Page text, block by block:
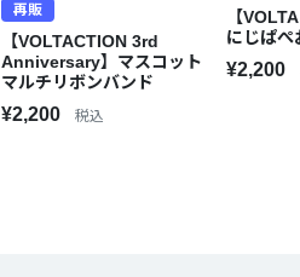
再販
【VOLTACTION 3rd
Anniversary】マスコット
マルチリボンバンド
¥2,200 税込
【
にじぱぺ
¥2,200